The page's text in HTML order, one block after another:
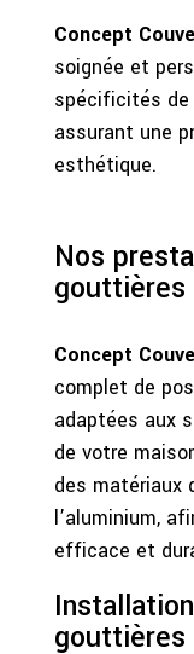
Concept
soignée et
spécificités de
assurant une
esthétique.
Nos
gouttières
Concept
complet de
adaptées aux
de votre
des matériaux
l’aluminium,
efficace et
gouttières